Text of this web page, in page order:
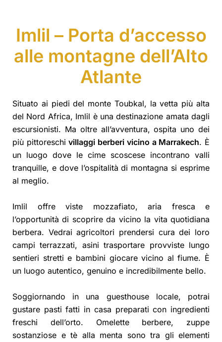
Imlil – Porta d’accesso
alle montagne dell’Alto
Atlante
Situato ai piedi del monte Toubkal, la vetta più alta
del Nord Africa, Imlil è una destinazione amata dagli
escursionisti. Ma oltre all’avventura, ospita uno dei
più pittoreschivillaggi berberi vicino a Marrakech. È
un luogo dove le cime scoscese incontrano valli
tranquille, e dove l’ospitalità di montagna si esprime
al meglio.
Imlil offre viste mozzafiato, aria fresca e
l’opportunità di scoprire da vicino la vita quotidiana
berbera. Vedrai agricoltori prendersi cura dei loro
campi terrazzati, asini trasportare provviste lungo
sentieri stretti e bambini giocare vicino al fiume. È
un luogo autentico, genuino e incredibilmente bello.
Soggiornando in una guesthouse locale, potrai
gustare pasti fatti in casa preparati con ingredienti
freschi dell’orto. Omelette berbere, zuppe
sostanziose e tè alla menta sono tra gli elementi